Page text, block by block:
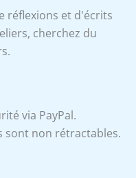
réflexions et d'écrits
cherchez du
via PayPal.
sont non rétractables.